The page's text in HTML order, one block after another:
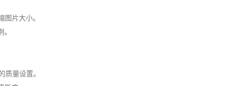
图片大小。
质量设置。